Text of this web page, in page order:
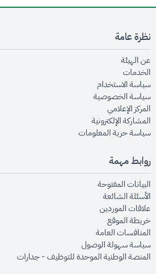
نظرة عامة
عن الهيئةopens in new window
الخدماتopens in new window
سياسة الاستخدام
سياسة الخصوصيةopens in new window
المركز الإعلاميopens in new window
المشاركة الإلكترونيةopens in new window
سياسة حرية المعلوماتopens in new window
روابط مهمة
البيانات المفتوحةopens in new window
الأسئلة الشائعةopens in new window
علاقات الموردينopens in new window
خريطة الموقعopens in new window
المنافسات العامةopens in new window
سياسة سهولة الوصولopens in new window
المنصة الوطنية الموحدة للتوظيف - جدارات